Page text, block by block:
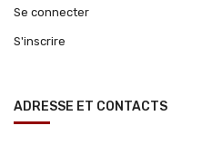
Se connecter
S'inscrire
ADRESSE ET CONTACTS